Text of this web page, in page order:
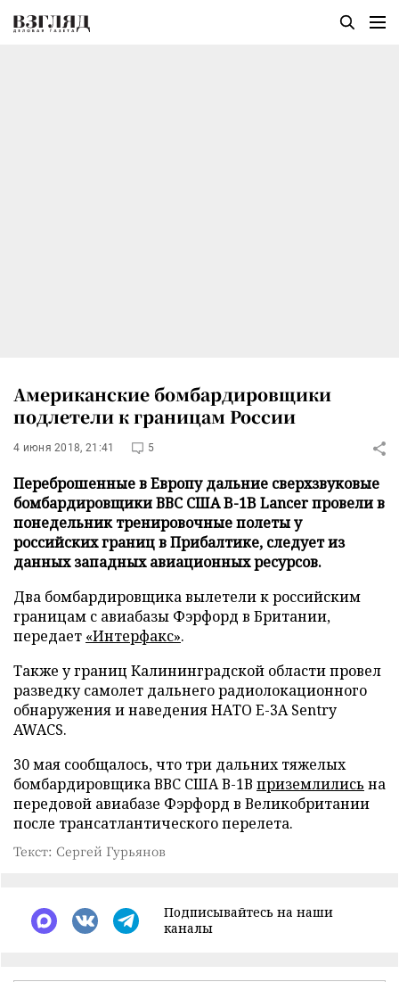
Американские бомбардировщики
подлетели к границам России
4 июня 2018, 21:41 5
Переброшенные в Европу дальние сверхзвуковые
бомбардировщики ВВС США B-1B Lancer провели в
понедельник тренировочные полеты у
российских границ в Прибалтике, следует из
данных западных авиационных ресурсов.
Два бомбардировщика вылетели к российским
границам с авиабазы Фэрфорд в Британии,
передает «Интерфакс».
Также у границ Калининградской области провел
разведку самолет дальнего радиолокационного
обнаружения и наведения НАТО E-3A Sentry
AWACS.
30 мая сообщалось, что три дальних тяжелых
бомбардировщика ВВС США В-1В приземлились на
передовой авиабазе Фэрфорд в Великобритании
после трансатлантического перелета.
Текст: Сергей Гурьянов
Подписывайтесь на наши
каналы